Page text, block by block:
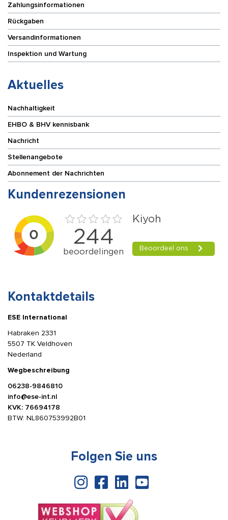
Zahlungsinformationen
Rückgaben
Versandinformationen
Inspektion und Wartung
Aktuelles
Nachhaltigkeit
EHBO & BHV kennisbank
Nachricht
Stellenangebote
Abonnement der Nachrichten
Kundenrezensionen
Kontaktdetails
ESE International
Habraken 2331
5507 TK Veldhoven
Nederland
Wegbeschreibung
06238-9846810
info@ese-int.nl
KVK: 76694178
BTW: NL860753992B01
Folgen Sie uns